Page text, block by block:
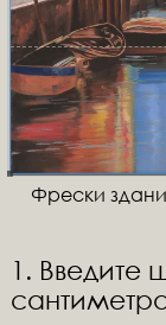
Фрески
1. Введите